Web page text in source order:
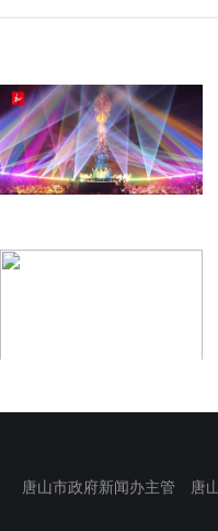
唐山市政府新闻办主管 唐